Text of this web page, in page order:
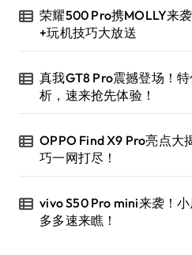
荣耀500 Pro携MOLLY来
+玩机技巧大放送
真我GT8 Pro震撼登场！
析，速来抢先体验！
OPPO Find X9 Pro亮点大
巧一网打尽！
vivo S50 Pro mini来袭！
多多速来瞧！